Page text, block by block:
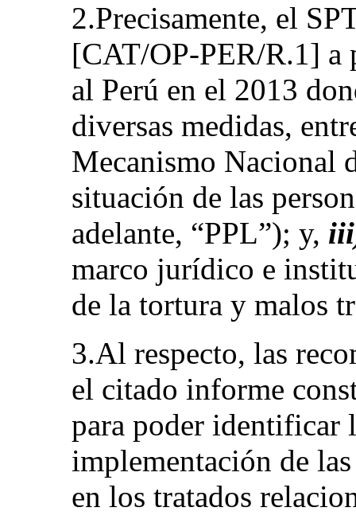
2.Precisamente, el
[CAT/OP-PER/R.1] a
al Perú en el 2013
diversas medidas,
Mecanismo Nacional
situación de las
adelante, “PPL”); y,
marco jurídico e
de la tortura y malos
3.Al respecto, las
el citado informe
para poder identificar
implementación de
en los tratados